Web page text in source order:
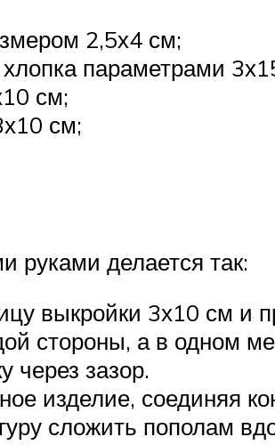
2,5х4 см;
параметрами
см;
см;
руками делается так:
выкройки 3х10 см и
стороны, а в одном
через зазор.
изделие, соединяя
сложить пополам